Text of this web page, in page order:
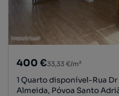
400 €33,33 €/m²
1 Quarto disponível-Rua
Almeida, Póvoa Santo